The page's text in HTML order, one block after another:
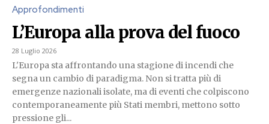
Approfondimenti
L’Europa alla prova del fuoco
28 Luglio 2026
L'Europa sta affrontando una stagione di incendi che
segna un cambio di paradigma. Non si tratta più di
emergenze nazionali isolate, ma di eventi che colpiscono
contemporaneamente più Stati membri, mettono sotto
pressione gli...